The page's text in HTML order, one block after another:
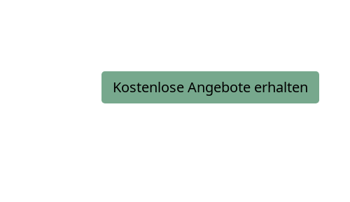
Kostenlose Angebote erhalten